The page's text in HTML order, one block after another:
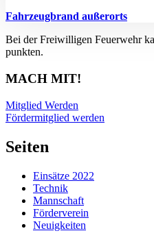
Fahrzeugbrand außerorts
Bei der Freiwilligen Feuerwehr
punkten.
MACH MIT!
Mitglied Werden
Fördermitglied werden
Seiten
Einsätze 2022
Technik
Mannschaft
Förderverein
Neuigkeiten